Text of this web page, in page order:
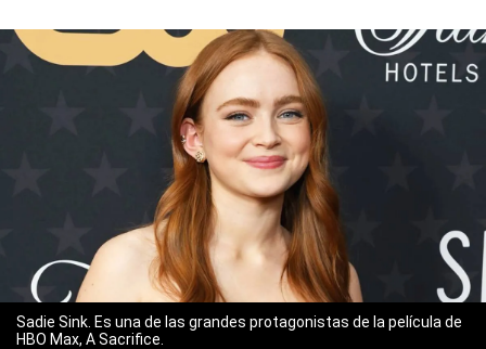
Sadie Sink. Es una de las grandes protagonistas de la película de
HBO Max, A Sacrifice.